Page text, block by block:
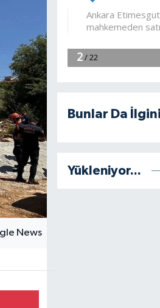
Bunlar Da
Yükleniyor...